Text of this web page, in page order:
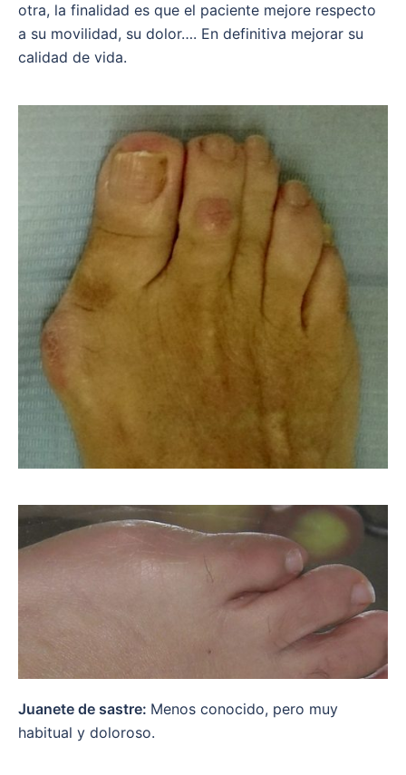
otra, la finalidad es que el paciente mejore respecto
a su movilidad, su dolor…. En definitiva mejorar su
calidad de vida.
Juanete de sastre: Menos conocido, pero muy
habitual y doloroso.